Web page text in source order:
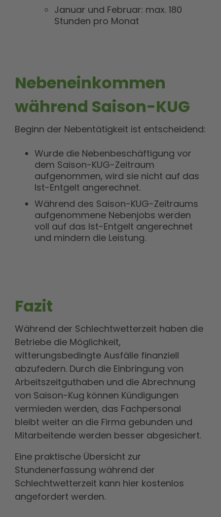
Januar und Februar: max. 180
Stunden pro Monat
Nebeneinkommen
während Saison-KUG
Beginn der Nebentätigkeit ist entscheidend:
Wurde die Nebenbeschäftigung vor
dem Saison-KUG-Zeitraum
aufgenommen, wird sie nicht auf das
Ist-Entgelt angerechnet.
Während des Saison-KUG-Zeitraums
aufgenommene Nebenjobs werden
voll auf das Ist-Entgelt angerechnet
und mindern die Leistung.
Fazit
Während der Schlechtwetterzeit haben die
Betriebe die Möglichkeit,
witterungsbedingte Ausfälle finanziell
abzufedern. Durch die Einbringung von
Arbeitszeitguthaben und die Abrechnung
von Saison-Kug können Kündigungen
vermieden werden, das Fachpersonal
bleibt weiter an die Firma gebunden und
Mitarbeitende werden besser abgesichert.
Eine praktische Übersicht zur
Stundenerfassung während der
Schlechtwetterzeit kann hier kostenlos
angefordert werden.